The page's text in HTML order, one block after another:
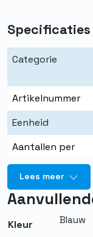
Specificaties
Categorie
Artikelnummer
Eenheid
Aantallen per
eenheid
Lees meer
Kleur Blauw